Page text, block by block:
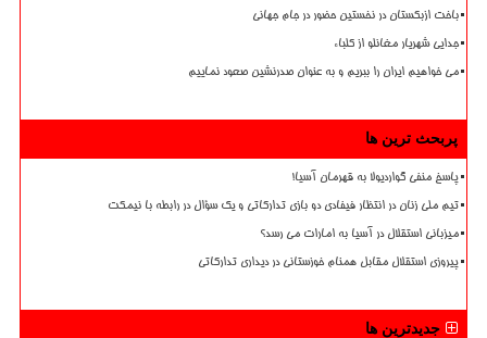
باخت ازبکستان در نخستین حضور در جام جهانی
جدایی شهریار مغانلو از کلباء
می خواهیم ایران را ببریم و به عنوان صدرنشین صعود نماییم
پربحث ترین ها
پاسخ منفی گواردیولا به قهرمان آسیا!
تیم ملی زنان در انتظار فیفادی دو بازی تدارکاتی و یک سؤال در رابطه با نیمکت
میزبانی استقلال در آسیا به امارات می رسد؟
پیروزی استقلال مقابل همنام خوزستانی در دیداری تدارکاتی
جدیدترین ها